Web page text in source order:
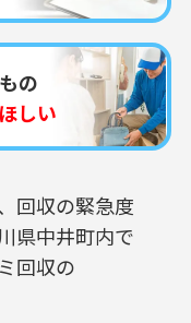
の
しい
回収の緊急度
県中井町内で
回収の